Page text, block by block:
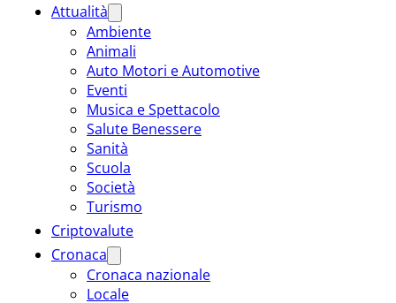
Attualità
Ambiente
Animali
Auto Motori e Automotive
Eventi
Musica e Spettacolo
Salute Benessere
Sanità
Scuola
Società
Turismo
Criptovalute
Cronaca
Cronaca nazionale
Locale